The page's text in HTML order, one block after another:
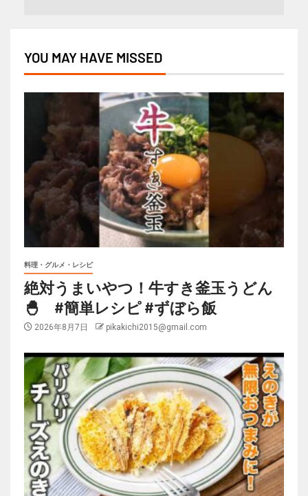
YOU MAY HAVE MISSED
料理・グルメ・レシピ
絶対うまいやつ！牛すき釜玉うどん
🐣 #簡単レシピ #ずぼら飯
2026年8月7日 pikakichi2015@gmail.com